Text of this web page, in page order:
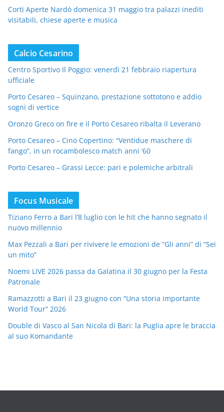
Corti Aperte Nardò domenica 31 maggio tra palazzi inediti
visitabili, chiese aperte e musica
Calcio Cesarino
Centro Sportivo Il Poggio: venerdì 21 febbraio riapertura
ufficiale
Porto Cesareo – Squinzano, prestazione sottotono e addio
sogni di vertice
Oronzo Greco on fire e il Porto Cesareo ribalta il Leverano
Porto Cesareo – Cino Copertino: “Ventidue maschere di
fango”, in un rocambolesco match anni ’60
Porto Cesareo – Grassi Lecce: pari e polemiche arbitrali
Focus Musicale
Tiziano Ferro a Bari l’8 luglio con le hit che hanno segnato il
nuovo millennio
Max Pezzali a Bari per rivivere le emozioni de “Gli anni” di “Sei
un mito”
Noemi LIVE 2026 passa da Galatina il 30 giugno per la Festa
Patronale
Ramazzotti a Bari il 23 giugno con “Una storia importante
World Tour” 2026
Double di Vasco al San Nicola di Bari: la Puglia apre le braccia
al suo Komandante